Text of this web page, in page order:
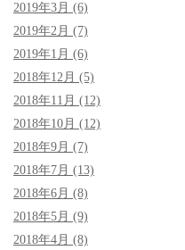
2019年3月 (6)
2019年2月 (7)
2019年1月 (6)
2018年12月 (5)
2018年11月 (12)
2018年10月 (12)
2018年9月 (7)
2018年7月 (13)
2018年6月 (8)
2018年5月 (9)
2018年4月 (8)